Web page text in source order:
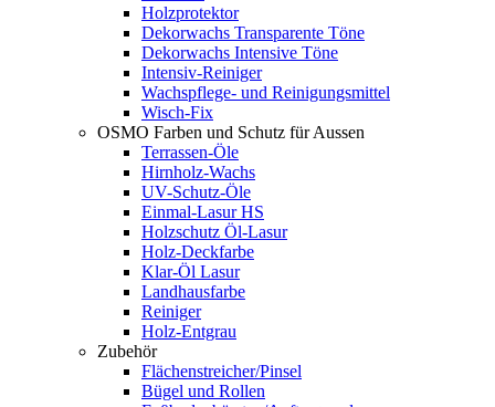
Holzprotektor
Dekorwachs Transparente Töne
Dekorwachs Intensive Töne
Intensiv-Reiniger
Wachspflege- und Reinigungsmittel
Wisch-Fix
OSMO Farben und Schutz für Aussen
Terrassen-Öle
Hirnholz-Wachs
UV-Schutz-Öle
Einmal-Lasur HS
Holzschutz Öl-Lasur
Holz-Deckfarbe
Klar-Öl Lasur
Landhausfarbe
Reiniger
Holz-Entgrau
Zubehör
Flächenstreicher/Pinsel
Bügel und Rollen